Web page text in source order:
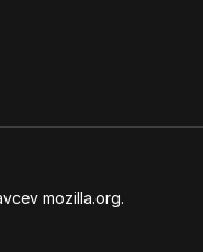
mozilla.org.